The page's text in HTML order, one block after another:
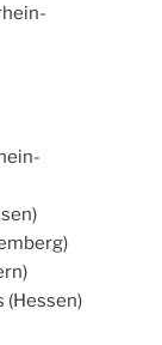
(Hessen)